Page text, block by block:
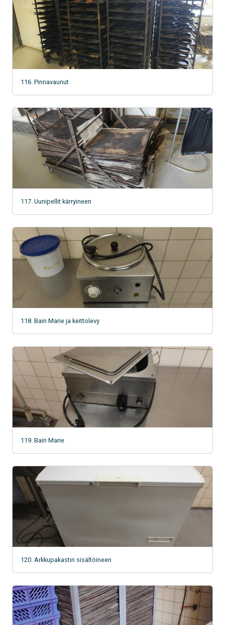
116. Pinnavaunut
117. Uunipellit kärryineen
118. Bain Marie ja keittolevy
119. Bain Marie
120. Arkkupakastin sisältöineen